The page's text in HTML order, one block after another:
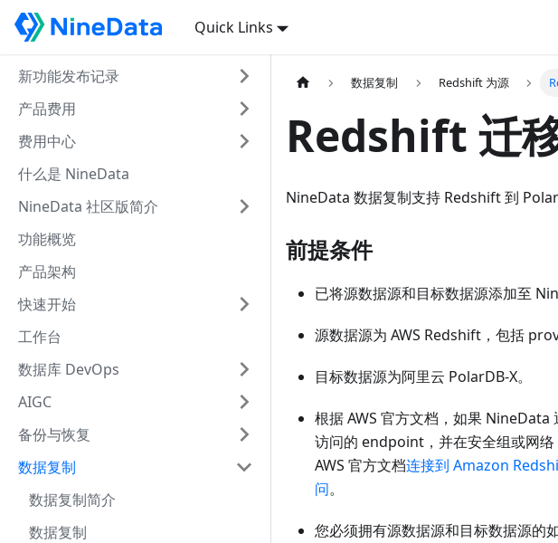
Quick Links
新功能发布记录
产品费用
费用中心
什么是 NineData
NineData 社区版简介
功能概览
产品架构
快速开始
工作台
数据库 DevOps
AIGC
备份与恢复
数据复制
数据复制简介
数据复制
数据复制 Redshift 为源
Redshift 迁
NineData 数据复制支持 Redshift 到
前提条件
已将源数据源和目标数据源添加至
源数据源为 AWS Redshift，包括
目标数据源为阿里云 PolarDB-X。
根据 AWS 官方文档，如果
访问的 endpoint，并在安全组或网
AWS 官方文档连接到 Amazon
问。
您必须拥有源数据源和目标数据源的